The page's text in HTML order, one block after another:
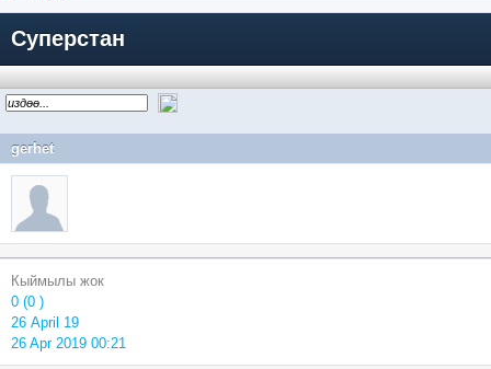
Суперстан
gerhet
Кыймылы жок
0 (0 )
26 April 19
26 Apr 2019 00:21